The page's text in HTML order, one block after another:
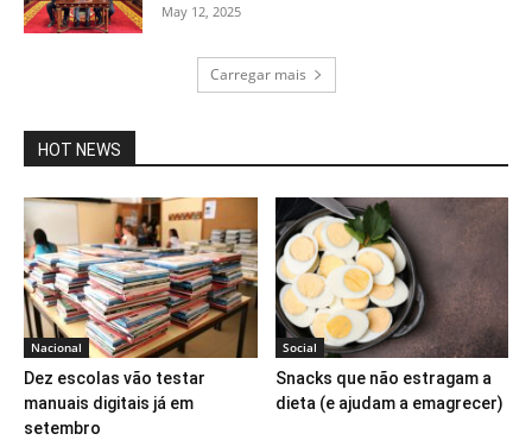
May 12, 2025
Carregar mais
HOT NEWS
Nacional
Dez escolas vão testar
manuais digitais já em
setembro
Social
Snacks que não estragam a
dieta (e ajudam a emagrecer)